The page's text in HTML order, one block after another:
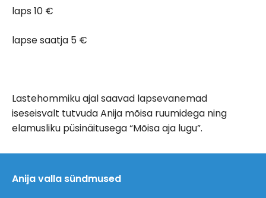
laps 10 €
lapse saatja 5 €
Lastehommiku ajal saavad lapsevanemad
iseseisvalt tutvuda Anija mõisa ruumidega ning
elamusliku püsinäitusega “Mõisa aja lugu”.
Anija valla sündmused